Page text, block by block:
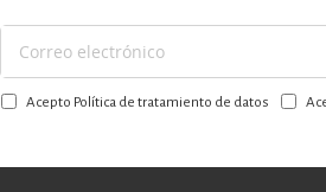
Suscríbase
a
nuestroAcepto Política de tratamiento de datos